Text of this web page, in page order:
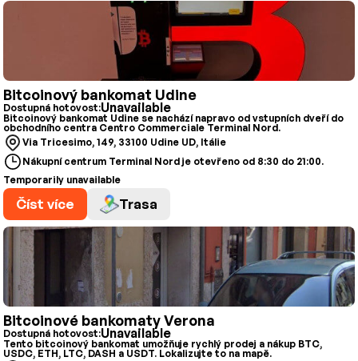
Bitcoinový bankomat Udine
Dostupná hotovost:Unavailable
Bitcoinový bankomat Udine se nachází napravo od vstupních dveří do
obchodního centra Centro Commerciale Terminal Nord.
Via Tricesimo, 149, 33100 Udine UD, Itálie
Nákupní centrum Terminal Nord je otevřeno od 8:30 do 21:00.
Temporarily unavailable
Číst více Trasa
Bitcoinové bankomaty Verona
Dostupná hotovost:Unavailable
Tento bitcoinový bankomat umožňuje rychlý prodej a nákup BTC,
USDC, ETH, LTC, DASH a USDT. Lokalizujte to na mapě.